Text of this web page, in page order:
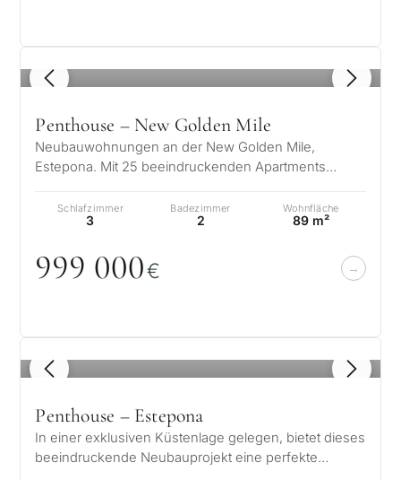
1 / 8
Penthouse – New Golden Mile
Neubauwohnungen an der New Golden Mile,
Estepona. Mit 25 beeindruckenden Apartments
Schlafzimmer
3
Badezimmer
2
Wohnfläche
89 m²
999 000€
1 / 8
Penthouse – Estepona
In einer exklusiven Küstenlage gelegen, bietet dieses
beeindruckende Neubauprojekt eine perfekte